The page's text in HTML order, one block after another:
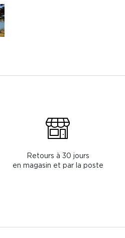
Retours à 30 jours
en magasin et par la poste